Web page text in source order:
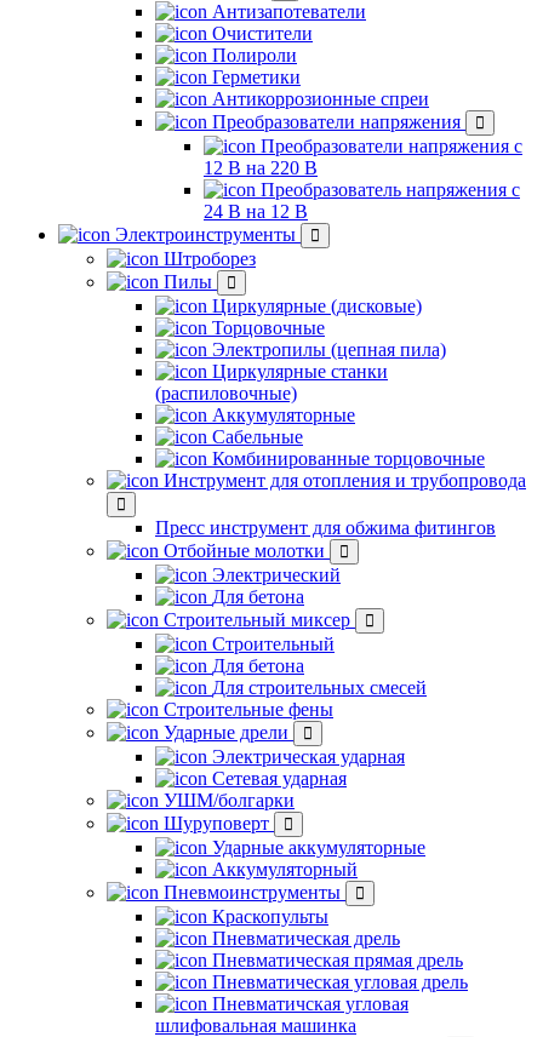
Антизапотеватели
Очистители
Полироли
Герметики
Антикоррозионные спреи
Преобразователи напряжения
Преобразователи напряжения с
12 В на 220 В
Преобразователь напряжения с
24 В на 12 В
Электроинструменты
Штроборез
Пилы
Циркулярные (дисковые)
Торцовочные
Электропилы (цепная пила)
Циркулярные станки
(распиловочные)
Аккумуляторные
Сабельные
Комбинированные торцовочные
Инструмент для отопления и трубопровода
Пресс инструмент для обжима фитингов
Отбойные молотки
Электрический
Для бетона
Строительный миксер
Строительный
Для бетона
Для строительных смесей
Строительные фены
Ударные дрели
Электрическая ударная
Сетевая ударная
УШМ/болгарки
Шуруповерт
Ударные аккумуляторные
Аккумуляторный
Пневмоинструменты
Краскопульты
Пневматическая дрель
Пневматическая прямая дрель
Пневматическая угловая дрель
Пневматичская угловая
шлифовальная машинка